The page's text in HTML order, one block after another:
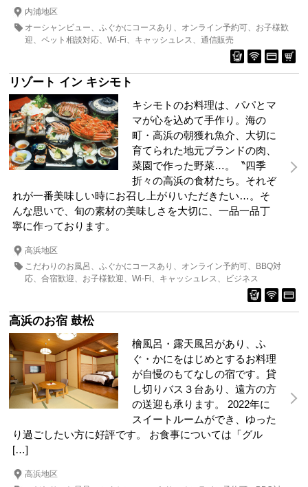
内浦地区
オーシャンビュー
ふぐかにコースあり オンライン予約可
お子様歓
迎
ペット相談対応 Wi-Fi キャッシュレス 通信販売
リゾート イン キシモト
キシモトのお料理は、パパとマ
マが心を込めて手作り。海の
町・高浜の朝獲れ魚介、大切に
育てられた地元ブランドの肉、
菜園で作った野菜…。〝四季
折々の高浜の食材たち。それぞ
れが一番美味しい時にお召し上がりいただきたい…。そ
んな思いで、旬の素材の美味しさを大切に、一品一品丁
寧に作っております。
高浜地区
こだわりのお風呂
ふぐかにコースあり オンライン予約可
BBQ対
応
合宿歓迎 お子様歓迎 Wi-Fi キャッシュレス ビジネス
高浜のお宿 鼓松
檜風呂・露天風呂があり、ふ
ぐ・かにをはじめとするお料理
が自慢のもてなしの宿です。貸
し切りバス３台あり、遠方の方
の送迎も承ります。 2022年に
スイートルームができ、ゆった
り過ごしたい方に好評です。 お食事については「グル
[…]
高浜地区